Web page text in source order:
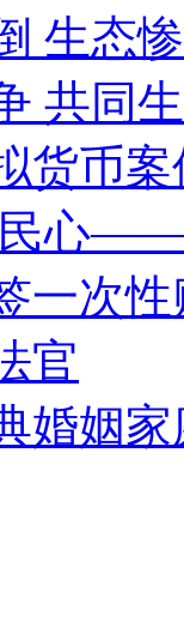
生态
共同
货币
民心
一次
官
婚姻